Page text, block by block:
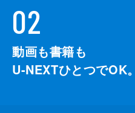
02
動画も書籍も
U-NEXTひとつでOK。